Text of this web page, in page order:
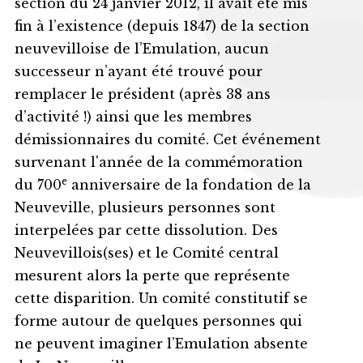
fin à l’existence (depuis 1847) de la section
neuvevilloise de l’Emulation, aucun
successeur n’ayant été trouvé pour
remplacer le président (après 38 ans
d’activité !) ainsi que les membres
démissionnaires du comité. Cet événement
survenant l'année de la commémoration
du 700e anniversaire de la fondation de la
Neuveville, plusieurs personnes sont
interpelées par cette dissolution. Des
Neuvevillois(ses) et le Comité central
mesurent alors la perte que représente
cette disparition. Un comité constitutif se
forme autour de quelques personnes qui
ne peuvent imaginer l’Emulation absente